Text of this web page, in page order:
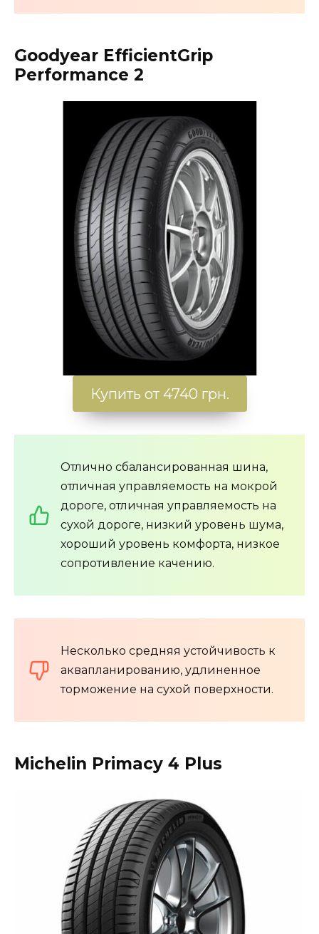
Goodyear EfficientGrip
Performance 2
Купить от 4740 грн.
Отлично сбалансированная шина,
отличная управляемость на мокрой
дороге, отличная управляемость на
сухой дороге, низкий уровень шума,
хороший уровень комфорта, низкое
сопротивление качению.
Несколько средняя устойчивость к
аквапланированию, удлиненное
торможение на сухой поверхности.
Michelin Primacy 4 Plus